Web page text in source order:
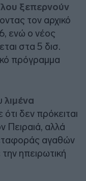
ξεπερνούν
τον αρχικό
ενώ ο νέος
στα 5 δισ.
πρόγραμμα
λιμένα
δεν πρόκειται
Πειραιά, αλλά
αγαθών
ηπειρωτική